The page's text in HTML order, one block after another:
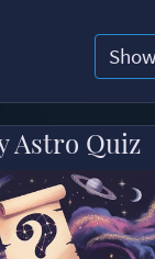
Show
Astro Quiz